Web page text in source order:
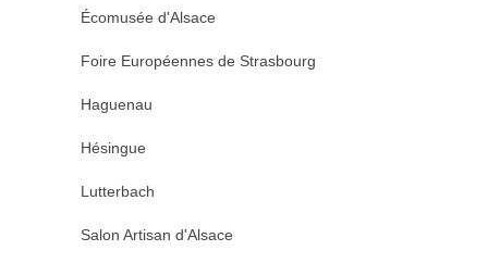
Écomusée d'Alsace
Foire Européennes de Strasbourg
Haguenau
Hésingue
Lutterbach
Salon Artisan d'Alsace